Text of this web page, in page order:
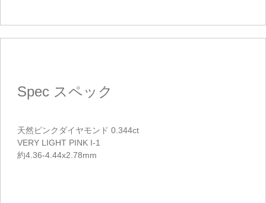
Spec スペック
天然ピンクダイヤモンド 0.344ct
VERY LIGHT PINK I-1
約4.36-4.44x2.78mm
お買い物を続ける